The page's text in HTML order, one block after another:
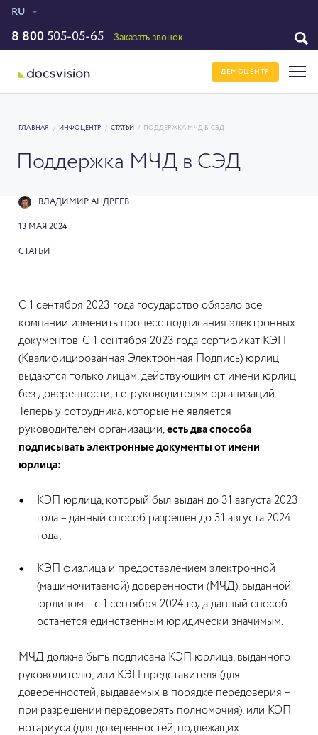
RU
8 800 505-05-65 Заказать звонок
ДЕМОЦЕНТР
ГЛАВНАЯ / ИНФОЦЕНТР / СТАТЬИ / ПОДДЕРЖКА МЧД В СЭД
Поддержка МЧД в СЭД
ВЛАДИМИР АНДРЕЕВ
13 МАЯ 2024
СТАТЬИ
С 1 сентября 2023 года государство обязало все
компании изменить процесс подписания электронных
документов. С 1 сентября 2023 года сертификат КЭП
(Квалифицированная Электронная Подпись) юрлиц
выдаются только лицам, действующим от имени юрлиц
без доверенности, т.е. руководителям организаций.
Теперь у сотрудника, которые не является
руководителем организации,есть два способа
подписывать электронные документы от имени
юрлица:
КЭП юрлица, который был выдан до 31 августа 2023
года – данный способ разрешён до 31 августа 2024
года;
КЭП физлица и предоставлением электронной
(машиночитаемой) доверенности (МЧД), выданной
юрлицом – с 1 сентября 2024 года данный способ
останется единственным юридически значимым.
МЧД должна быть подписана КЭП юрлица, выданного
руководителю, или КЭП представителя (для
доверенностей, выдаваемых в порядке передоверия –
при разрешении передоверять полномочия), или КЭП
нотариуса (для доверенностей, подлежащих